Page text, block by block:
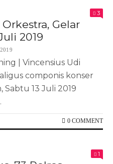
3
Gelar
2019
| Vincensius Udi
componis konser
13 Juli 2019
0 COMMENT
1